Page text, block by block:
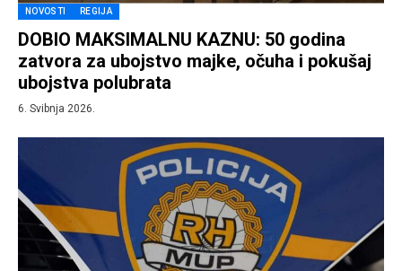
NOVOSTI REGIJA
DOBIO MAKSIMALNU KAZNU: 50 godina
zatvora za ubojstvo majke, očuha i pokušaj
ubojstva polubrata
6. Svibnja 2026.